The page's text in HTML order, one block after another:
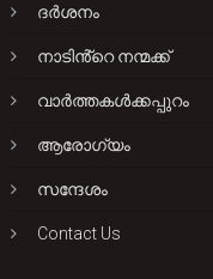
ദർശനം
നാടിൻ്റെ നന്മക്ക്
വാർത്തകൾക്കപ്പുറം
ആരോഗ്യം
സന്ദേശം
Contact Us